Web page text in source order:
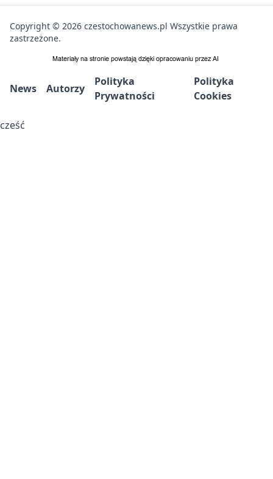
Copyright © 2026 czestochowanews.pl Wszystkie prawa
zastrzeżone.
News Autorzy
Polityka
Prywatności
Polityka
Cookies
cześć